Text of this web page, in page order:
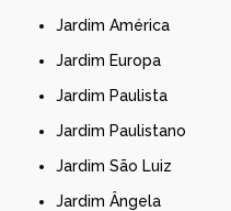
Jardim América
Jardim Europa
Jardim Paulista
Jardim Paulistano
Jardim São Luiz
Jardim Ângela